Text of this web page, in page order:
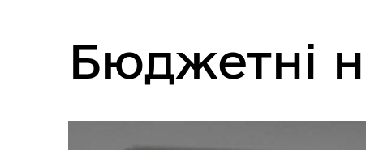
Бюджетні